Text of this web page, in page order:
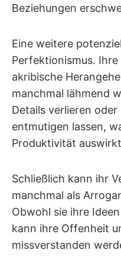
Beziehungen
Eine weitere
Perfektionismus.
akribische
manchmal lähmend
Details verlieren oder
entmutigen lassen,
Produktivität
Schließlich kann ihr
manchmal als
Obwohl sie ihre
kann ihre Offenheit
missverstanden